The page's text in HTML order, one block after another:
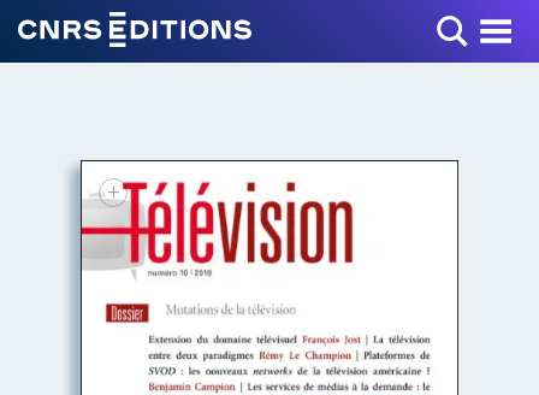
Toggle Menu
+